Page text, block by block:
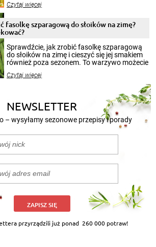
krajobrazów, by cieszyć nimi oko w sezonie
pełni poczuć atmosferę cieplejszych
miesięcy. Przygotowanie słoików ze
patenty, które pozwolą zachować świeżość
przetworów.
Czytaj więcej
fasolkę szparagową do słoików na zimę?
Sprawdźcie, jak zrobić fasolkę szparagową
do słoików na zimę i cieszyć się jej smakiem
również poza sezonem. To warzywo możecie
nasze propozycje!
Czytaj więcej
NEWSLETTER
– wysyłamy sezonowe przepisy i porady
ZAPISZ SIĘ
przyrządzili już ponad 260 000 potraw!